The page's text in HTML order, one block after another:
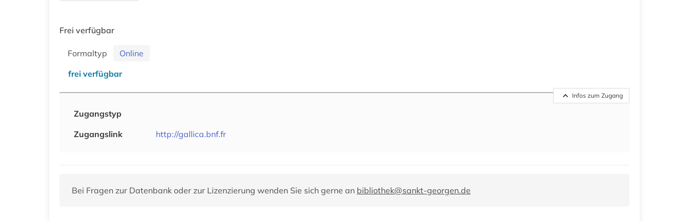
Frei verfügbar
Formaltyp
Online
frei verfügbar
Infos zum Zugang
Zugangstyp
Zugangslink
http://gallica.bnf.fr
Bei Fragen zur Datenbank oder zur Lizenzierung wenden Sie sich gerne an bibliothek@sankt-georgen.de